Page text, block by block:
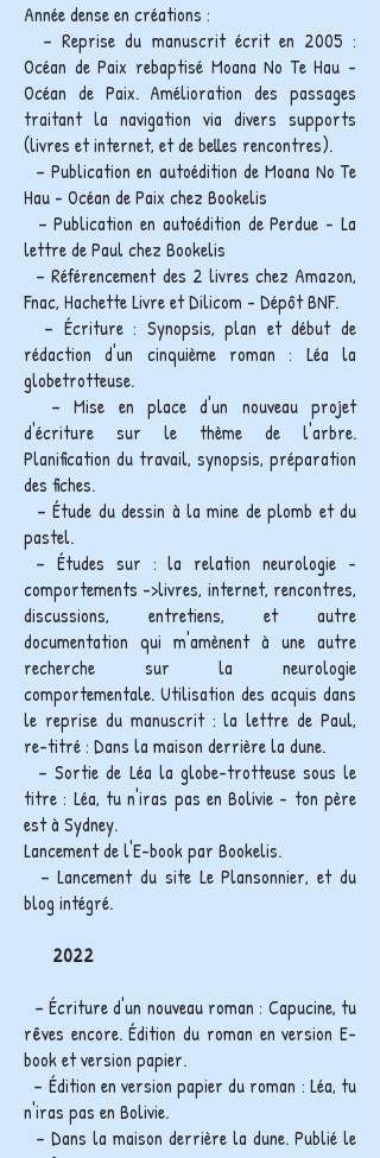
Année dense en créations :
– Reprise du manuscrit écrit en 2005 :
Océan de Paix rebaptisé Moana No Te Hau -
Océan de Paix. Amélioration des passages
traitant la navigation via divers supports
(livres et internet, et de belles rencontres).
– Publication en autoédition de Moana No Te
Hau - Océan de Paix chez Bookelis
– Publication en autoédition de Perdue - La
lettre de Paul chez Bookelis
– Référencement des 2 livres chez Amazon,
Fnac, Hachette Livre et Dilicom - Dépôt BNF.
– Écriture : Synopsis, plan et début de
rédaction d'un cinquième roman : Léa la
globetrotteuse.
– Mise en place d'un nouveau projet
d'écriture sur le thème de l'arbre.
Planification du travail, synopsis, préparation
des fiches.
– Étude du dessin à la mine de plomb et du
pastel.
– Études sur : la relation neurologie -
comportements ->livres, internet, rencontres,
discussions, entretiens, et autre
documentation qui m'amènent à une autre
recherche sur la neurologie
comportementale. Utilisation des acquis dans
le reprise du manuscrit : la lettre de Paul,
re-titré : Dans la maison derrière la dune.
– Sortie de Léa la globe-trotteuse sous le
titre : Léa, tu n'iras pas en Bolivie - ton père
est à Sydney.
Lancement de l'E-book par Bookelis.
– Lancement du site Le Plansonnier, et du
blog intégré.
2022
– Écriture d'un nouveau roman : Capucine, tu
rêves encore. Édition du roman en version E-
book et version papier.
– Édition en version papier du roman : Léa, tu
n'iras pas en Bolivie.
– Dans la maison derrière la dune. Publié le